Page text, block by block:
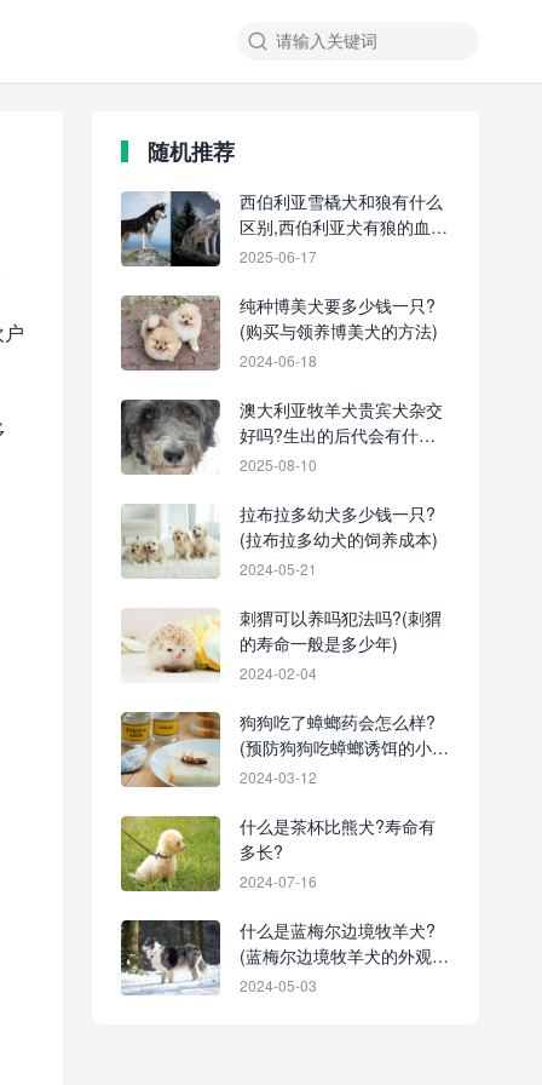
随机推荐
西伯利亚雪橇犬和狼有什么
区别,西伯利亚犬有狼的血统
吗?
2025-06-17
纯种博美犬要多少钱一只?
(购买与领养博美犬的方法)
2024-06-18
澳大利亚牧羊犬贵宾犬杂交
好吗?生出的后代会有什么
特点?
2025-08-10
拉布拉多幼犬多少钱一只?
(拉布拉多幼犬的饲养成本)
2024-05-21
刺猬可以养吗犯法吗?(刺猬
的寿命一般是多少年)
2024-02-04
狗狗吃了蟑螂药会怎么样?
(预防狗狗吃蟑螂诱饵的小妙
招)
2024-03-12
什么是茶杯比熊犬?寿命有
多长?
2024-07-16
什么是蓝梅尔边境牧羊犬?
(蓝梅尔边境牧羊犬的外观特
征)
2024-05-03